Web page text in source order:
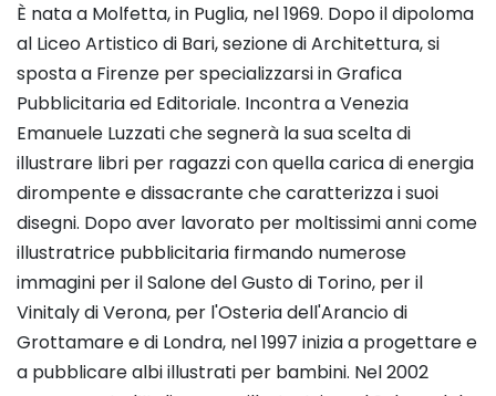
È nata a Molfetta, in Puglia, nel 1969. Dopo il dipoloma
al Liceo Artistico di Bari, sezione di Architettura, si
sposta a Firenze per specializzarsi in Grafica
Pubblicitaria ed Editoriale. Incontra a Venezia
Emanuele Luzzati che segnerà la sua scelta di
illustrare libri per ragazzi con quella carica di energia
dirompente e dissacrante che caratterizza i suoi
disegni. Dopo aver lavorato per moltissimi anni come
illustratrice pubblicitaria firmando numerose
immagini per il Salone del Gusto di Torino, per il
Vinitaly di Verona, per l'Osteria dell'Arancio di
Grottamare e di Londra, nel 1997 inizia a progettare e
a pubblicare albi illustrati per bambini. Nel 2002